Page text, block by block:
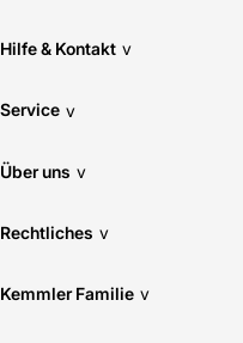
Hilfe & Kontakt v
Service v
Über uns v
Rechtliches v
Kemmler Familie v